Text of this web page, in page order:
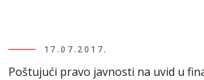
17.07.2017.
Poštujući pravo javnosti na uvid u